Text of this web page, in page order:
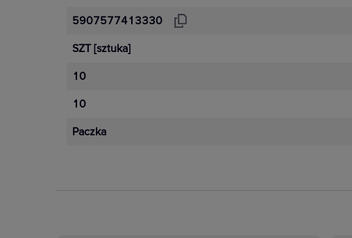
5907577413330
SZT [sztuka]
10
10
Paczka